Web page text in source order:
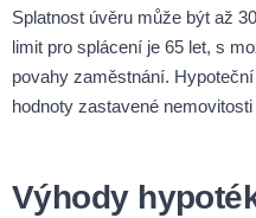
Splatnost úvěru může být až
limit pro splácení je 65 let, s
povahy zaměstnání.
hodnoty zastavené nemovitosti
Výhody